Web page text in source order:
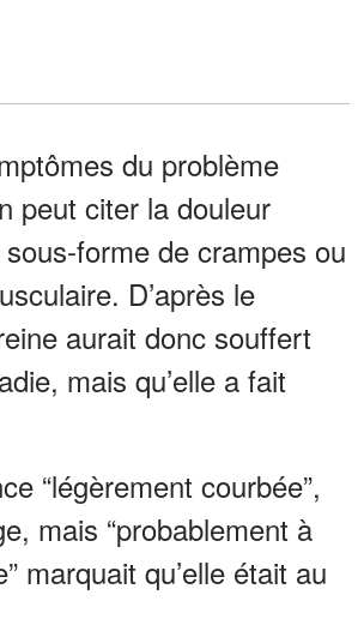
du problème
peut citer la douleur
forme de crampes ou
D’après le
aurait donc souffert
mais qu’elle a fait
“légèrement courbée”,
mais “probablement à
marquait qu’elle était au